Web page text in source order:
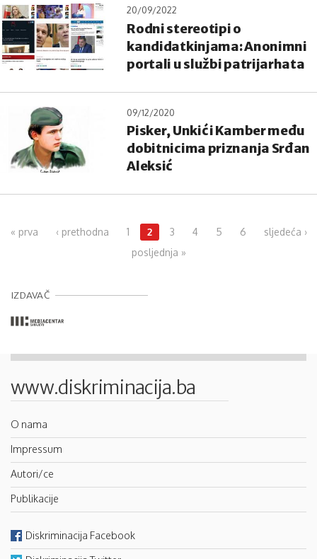
20/09/2022
Rodni stereotipi o
kandidatkinjama: Anonimni
portali u službi patrijarhata
09/12/2020
Pisker, Unkić i Kamber među
dobitnicima priznanja Srđan
Aleksić
« prva ‹ prethodna 1 2 3 4 5 6
sljedeća ›
posljednja »
IZDAVAČ
www.diskriminacija.ba
O nama
Impressum
Autori/ce
Publikacije
Diskriminacija Facebook